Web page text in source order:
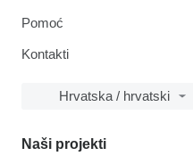
Pomoć
Kontakti
Hrvatska / hrvatski
Naši projekti